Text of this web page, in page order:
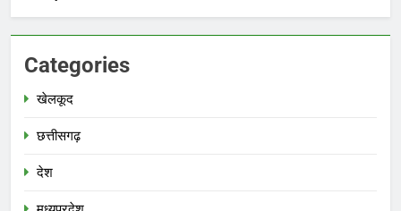
Categories
खेलकूद
छत्तीसगढ़
देश